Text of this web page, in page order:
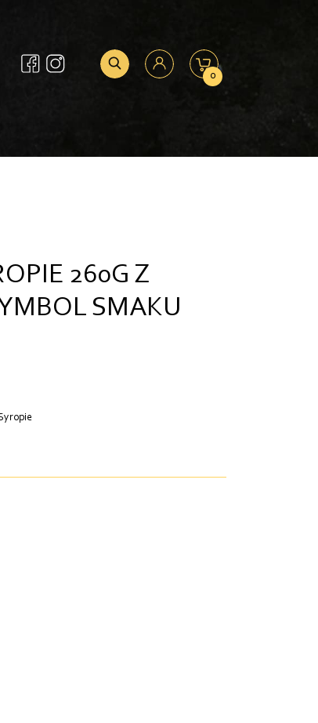
0
260G Z
SMAKU